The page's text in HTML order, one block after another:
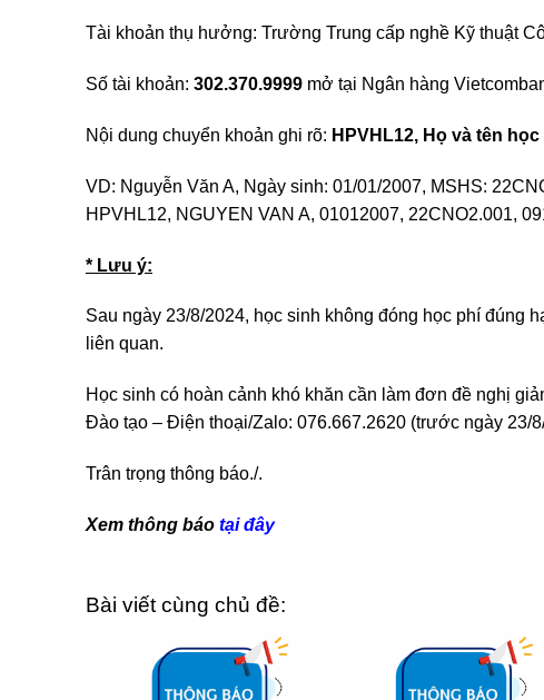
Tài khoản thụ hưởng: Trường Trung cấp nghề Kỹ thuật
Số tài khoản: 302.370.9999 mở tại Ngân hàng
Nội dung chuyển khoản ghi rõ: HPVHL12, Họ và tên
VD: Nguyễn Văn A, Ngày sinh: 01/01/2007, MSHS:
HPVHL12, NGUYEN VAN A, 01012007, 22CNO2.001,
* Lưu ý:
Sau ngày 23/8/2024, học sinh không đóng học phí đúng
liên quan.
Học sinh có hoàn cảnh khó khăn cần làm đơn đề nghị
Đào tạo – Điện thoại/Zalo: 076.667.2620 (trước ngày 23/
Trân trọng thông báo./.
Xem thông báo tại đây
Bài viết cùng chủ đề: